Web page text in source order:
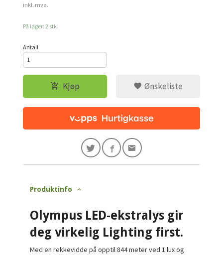
inkl. mva.
På lager: 2 stk.
Antall
Kjøp Ønskeliste
Produktinfo
Olympus LED-ekstralys gir
deg virkelig Lighting first.
Med en rekkevidde på opptil 844 meter ved 1 lux og